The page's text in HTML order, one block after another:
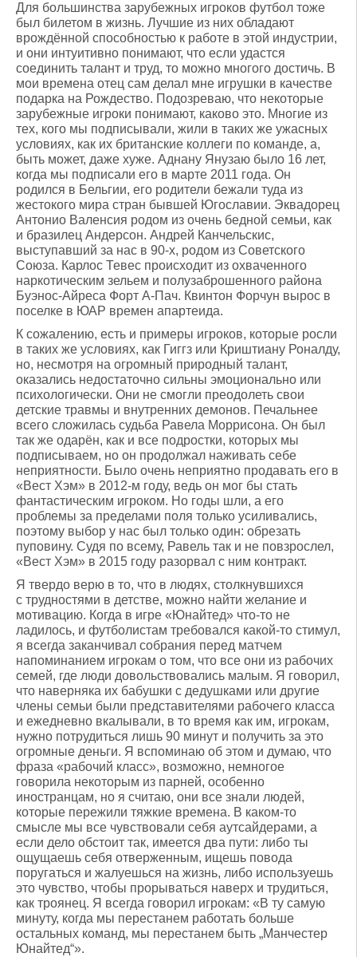
Для большинства зарубежных игроков футбол тоже
был билетом в жизнь. Лучшие из них обладают
врождённой способностью к работе в этой индустрии,
и они интуитивно понимают, что если удастся
соединить талант и труд, то можно многого достичь. В
мои времена отец сам делал мне игрушки в качестве
подарка на Рождество. Подозреваю, что некоторые
зарубежные игроки понимают, каково это. Многие из
тех, кого мы подписывали, жили в таких же ужасных
условиях, как их британские коллеги по команде, а,
быть может, даже хуже. Аднану Янузаю было 16 лет,
когда мы подписали его в марте 2011 года. Он
родился в Бельгии, его родители бежали туда из
жестокого мира стран бывшей Югославии. Эквадорец
Антонио Валенсия родом из очень бедной семьи, как
и бразилец Андерсон. Андрей Канчельскис,
выступавший за нас в 90-х, родом из Советского
Союза. Карлос Тевес происходит из охваченного
наркотическим зельем и полузаброшенного района
Буэнос-Айреса Форт А-Пач. Квинтон Форчун вырос в
поселке в ЮАР времен апартеида.
К сожалению, есть и примеры игроков, которые росли
в таких же условиях, как Гиггз или Криштиану Роналду,
но, несмотря на огромный природный талант,
оказались недостаточно сильны эмоционально или
психологически. Они не смогли преодолеть свои
детские травмы и внутренних демонов. Печальнее
всего сложилась судьба Равела Моррисона. Он был
так же одарён, как и все подростки, которых мы
подписываем, но он продолжал наживать себе
неприятности. Было очень неприятно продавать его в
«Вест Хэм» в 2012-м году, ведь он мог бы стать
фантастическим игроком. Но годы шли, а его
проблемы за пределами поля только усиливались,
поэтому выбор у нас был только один: обрезать
пуповину. Судя по всему, Равель так и не повзрослел,
«Вест Хэм» в 2015 году разорвал с ним контракт.
Я твердо верю в то, что в людях, столкнувшихся
с трудностями в детстве, можно найти желание и
мотивацию. Когда в игре «Юнайтед» что-то не
ладилось, и футболистам требовался какой-то стимул,
я всегда заканчивал собрания перед матчем
напоминанием игрокам о том, что все они из рабочих
семей, где люди довольствовались малым. Я говорил,
что наверняка их бабушки с дедушками или другие
члены семьи были представителями рабочего класса
и ежедневно вкалывали, в то время как им, игрокам,
нужно потрудиться лишь 90 минут и получить за это
огромные деньги. Я вспоминаю об этом и думаю, что
фраза «рабочий класс», возможно, немногое
говорила некоторым из парней, особенно
иностранцам, но я считаю, они все знали людей,
которые пережили тяжкие времена. В каком-то
смысле мы все чувствовали себя аутсайдерами, а
если дело обстоит так, имеется два пути: либо ты
ощущаешь себя отверженным, ищешь повода
поругаться и жалуешься на жизнь, либо используешь
это чувство, чтобы прорываться наверх и трудиться,
как троянец. Я всегда говорил игрокам: «В ту самую
минуту, когда мы перестанем работать больше
остальных команд, мы перестанем быть „Манчестер
Юнайтед“».